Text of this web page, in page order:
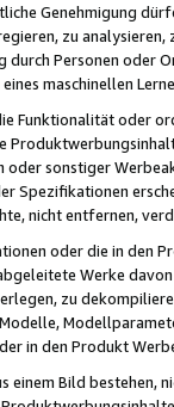
Genehmigung
zu
durch Personen
maschinellen
Funktionalität oder
sonstiger
Spezifikationen
nicht entfernen,
oder die in
Werke
zu
in den Produkt
einem Bild bestehen,